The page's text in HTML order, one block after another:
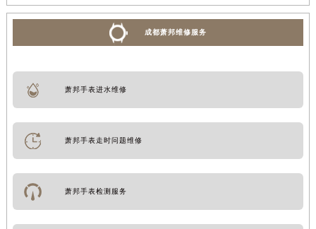
成都萧邦维修服务
萧邦手表进水维修
萧邦手表走时问题维修
萧邦手表检测服务